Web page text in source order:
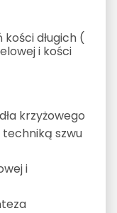
długich (
i kości
krzyżowego
szwu
i